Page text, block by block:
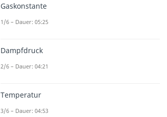
Gaskonstante
1/6 – Dauer: 05:25
Dampfdruck
2/6 – Dauer: 04:21
Temperatur
3/6 – Dauer: 04:53